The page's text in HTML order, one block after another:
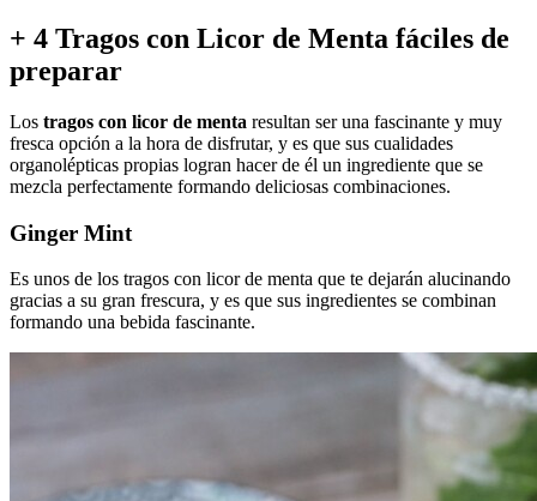
+ 4 Tragos con Licor de Menta fáciles de
preparar
Los tragos con licor de menta resultan ser una fascinante y muy
fresca opción a la hora de disfrutar, y es que sus cualidades
organolépticas propias logran hacer de él un ingrediente que se
mezcla perfectamente formando deliciosas combinaciones.
Ginger Mint
Es unos de los tragos con licor de menta que te dejarán alucinando
gracias a su gran frescura, y es que sus ingredientes se combinan
formando una bebida fascinante.